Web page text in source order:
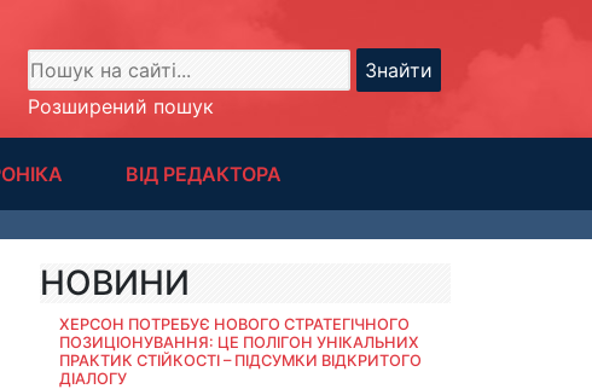
Знайти
Розширений пошук
ВІД РЕДАКТОРА
НОВИНИ
ХЕРСОН ПОТРЕБУЄ НОВОГО СТРАТЕГІЧНОГО
ПОЗИЦІОНУВАННЯ: ЦЕ ПОЛІГОН УНІКАЛЬНИХ
ПРАКТИК СТІЙКОСТІ – ПІДСУМКИ ВІДКРИТОГО
ДІАЛОГУ